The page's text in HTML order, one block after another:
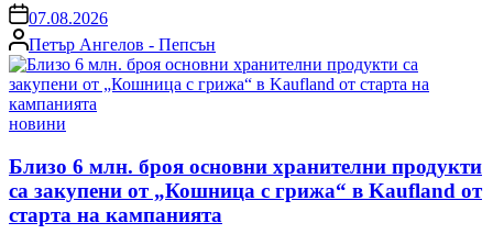
on07.08.2026
Posted
by
Петър Ангелов - Пепсън
Posted
новини
Близо 6 млн. броя основни хранителни продукти
са закупени от „Кошница с грижа“ в Kaufland от
старта на кампанията